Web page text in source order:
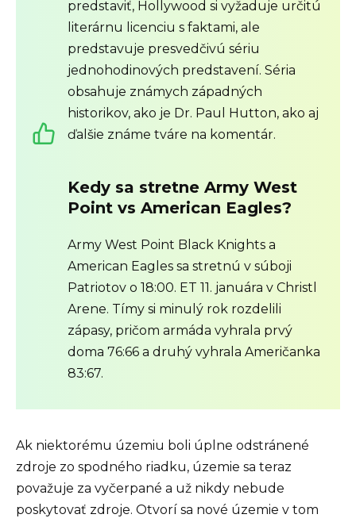
predstaviť, Hollywood si vyžaduje určitú
literárnu licenciu s faktami, ale
predstavuje presvedčivú sériu
jednohodinových predstavení. Séria
obsahuje známych západných
historikov, ako je Dr. Paul Hutton, ako aj
ďalšie známe tváre na komentár.
Kedy sa stretne Army West
Point vs American Eagles?
Army West Point Black Knights a
American Eagles sa stretnú v súboji
Patriotov o 18:00. ET 11. januára v Christl
Arene. Tímy si minulý rok rozdelili
zápasy, pričom armáda vyhrala prvý
doma 76:66 a druhý vyhrala Američanka
83:67.
Ak niektorému územiu boli úplne odstránené
zdroje zo spodného riadku, územie sa teraz
považuje za vyčerpané a už nikdy nebude
poskytovať zdroje. Otvorí sa nové územie v tom